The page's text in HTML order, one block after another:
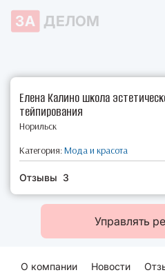
ЗА ДЕЛОМ
Елена Калино школа
тейпирования
Норильск
Категория:Мода и красота
Отзывы 3
Управлять
О компании Новости